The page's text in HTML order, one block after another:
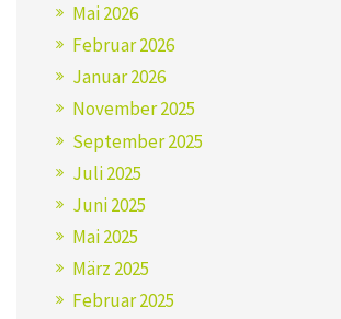
Mai 2026
Februar 2026
Januar 2026
November 2025
September 2025
Juli 2025
Juni 2025
Mai 2025
März 2025
Februar 2025